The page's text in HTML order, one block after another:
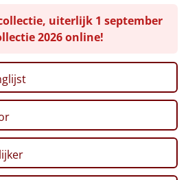
gr
kerstdoos, 39 x 29 x 17,5
uiterlijk 1 september
2026 online!